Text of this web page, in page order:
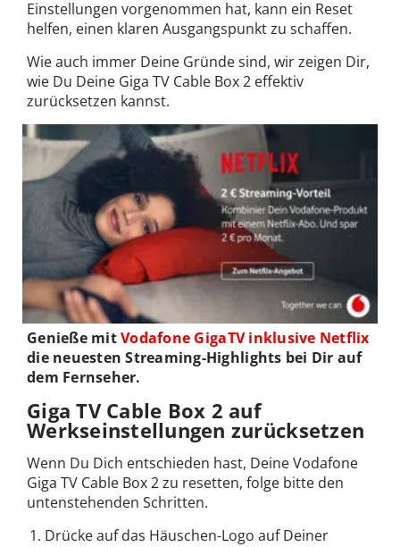
Einstellungen vorgenommen hat, kann ein Reset
helfen, einen klaren Ausgangspunkt zu schaffen.
Wie auch immer Deine Gründe sind, wir zeigen Dir,
wie Du Deine Giga TV Cable Box 2 effektiv
zurücksetzen kannst.
Genieße mitVodafone GigaTV inklusive Netflix
die neuesten Streaming-Highlights bei Dir auf
dem Fernseher.
Giga TV Cable Box 2 auf
Werkseinstellungen zurücksetzen
Wenn Du Dich entschieden hast, Deine Vodafone
Giga TV Cable Box 2 zu resetten, folge bitte den
untenstehenden Schritten.
Drücke auf das Häuschen-Logo auf Deiner